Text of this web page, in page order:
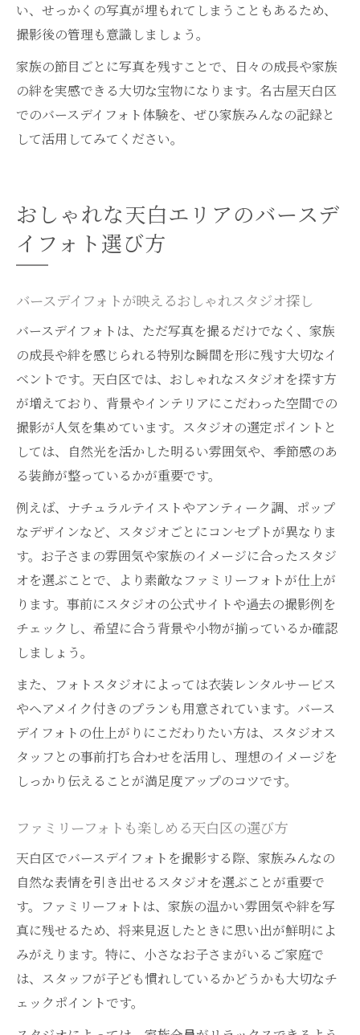
い、せっかくの写真が埋もれてしまうこともあるため、
撮影後の管理も意識しましょう。
家族の節目ごとに写真を残すことで、日々の成長や家族
の絆を実感できる大切な宝物になります。名古屋天白区
でのバースデイフォト体験を、ぜひ家族みんなの記録と
して活用してみてください。
おしゃれな天白エリアのバースデ
イフォト選び方
バースデイフォトが映えるおしゃれスタジオ探し
バースデイフォトは、ただ写真を撮るだけでなく、家族
の成長や絆を感じられる特別な瞬間を形に残す大切なイ
ベントです。天白区では、おしゃれなスタジオを探す方
が増えており、背景やインテリアにこだわった空間での
撮影が人気を集めています。スタジオの選定ポイントと
しては、自然光を活かした明るい雰囲気や、季節感のあ
る装飾が整っているかが重要です。
例えば、ナチュラルテイストやアンティーク調、ポップ
なデザインなど、スタジオごとにコンセプトが異なりま
す。お子さまの雰囲気や家族のイメージに合ったスタジ
オを選ぶことで、より素敵なファミリーフォトが仕上が
ります。事前にスタジオの公式サイトや過去の撮影例を
チェックし、希望に合う背景や小物が揃っているか確認
しましょう。
また、フォトスタジオによっては衣装レンタルサービス
やヘアメイク付きのプランも用意されています。バース
デイフォトの仕上がりにこだわりたい方は、スタジオス
タッフとの事前打ち合わせを活用し、理想のイメージを
しっかり伝えることが満足度アップのコツです。
ファミリーフォトも楽しめる天白区の選び方
天白区でバースデイフォトを撮影する際、家族みんなの
自然な表情を引き出せるスタジオを選ぶことが重要で
す。ファミリーフォトは、家族の温かい雰囲気や絆を写
真に残せるため、将来見返したときに思い出が鮮明によ
みがえります。特に、小さなお子さまがいるご家庭で
は、スタッフが子ども慣れしているかどうかも大切なチ
ェックポイントです。